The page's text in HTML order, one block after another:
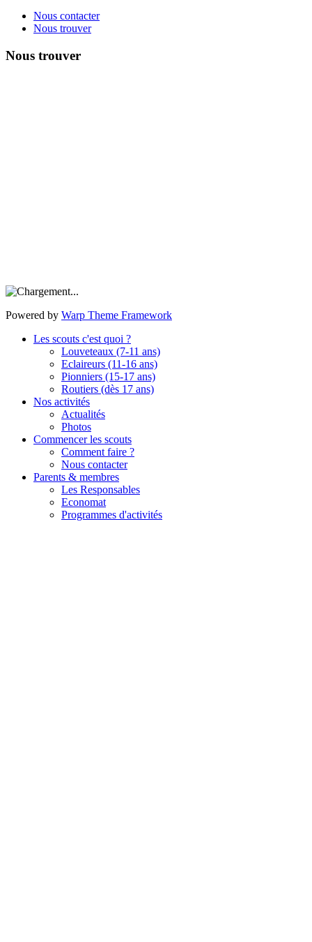
Nous contacter
Nous trouver
Nous trouver
Powered by Warp Theme Framework
Les scouts c'est quoi ?
Louveteaux (7-11 ans)
Eclaireurs (11-16 ans)
Pionniers (15-17 ans)
Routiers (dès 17 ans)
Nos activités
Actualités
Photos
Commencer les scouts
Comment faire ?
Nous contacter
Parents & membres
Les Responsables
Economat
Programmes d'activités